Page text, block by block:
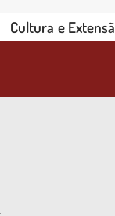
Cultura e